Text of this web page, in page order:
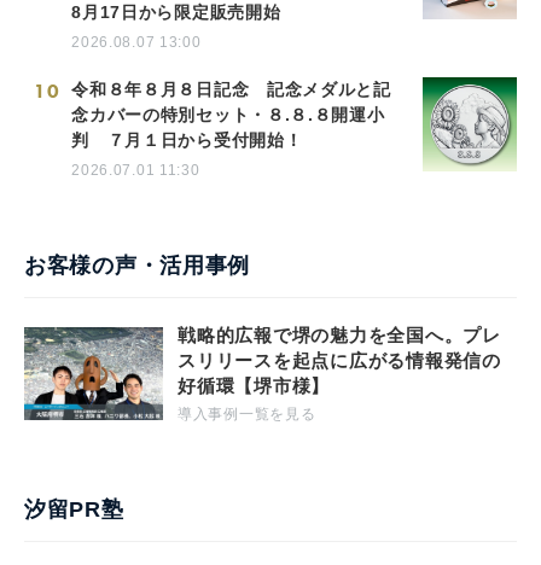
8月17日から限定販売開始
2026.08.07 13:00
10
令和８年８月８日記念 記念メダルと記
念カバーの特別セット・８.８.８開運小
判 ７月１日から受付開始！
2026.07.01 11:30
お客様の声・活用事例
戦略的広報で堺の魅力を全国へ。プレ
スリリースを起点に広がる情報発信の
好循環【堺市様】
導入事例一覧を見る
汐留PR塾